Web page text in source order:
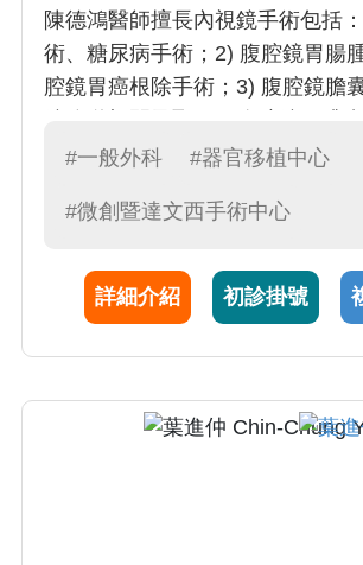
陳德鴻醫師擅長內視鏡手術包括
術、糖尿病手術；2) 腹腔鏡胃腸
腔鏡胃癌根除手術；3) 腹腔鏡膽
流、腹腔鏡肝臟腫瘤切除； 4) 腹
腹腔鏡腎上腺腫瘤切除。除了上
械手臂輔助手術。
#一般外科 #器官移植中心
#微創暨達文西手術中心
詳細介紹 初診掛號